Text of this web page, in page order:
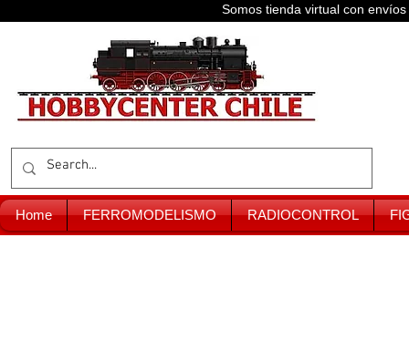
Somos tienda virtual con
Home FERROMODELISMO RADIOCONTROL